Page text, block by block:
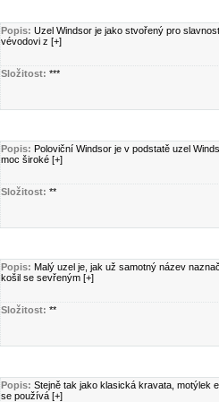
Popis: Uzel Windsor je jako stvořený pro
vévodovi z [+]
Složitost: ***
Popis: Poloviční Windsor je v podstatě uzel
moc široké [+]
Složitost: **
Popis: Malý uzel je, jak už samotný název
košil se sevřeným [+]
Složitost: **
Popis: Stejně tak jako klasická kravata, motýlek
se používá [+]